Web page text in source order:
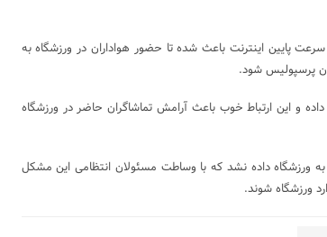
پایین اینترنت باعث شده تا حضور هواداران در ورزشگاه به
پرسپولیس شود.
داده و این ارتباط خوب باعث آرامش تماشاگران حاضر در ورزشگاه
به ورزشگاه داده نشد که با وساطت مسئولان انتظامی این مشکل
ورزشگاه شوند.